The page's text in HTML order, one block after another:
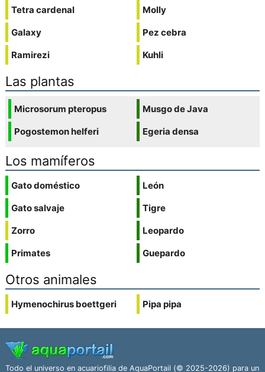
Tetra cardenal
Galaxy
Ramirezi
Molly
Pez cebra
Kuhli
Las plantas
Microsorum pteropus
Pogostemon helferi
Musgo de Java
Egeria densa
Los mamíferos
Gato doméstico
Gato salvaje
Zorro
Primates
León
Tigre
Leopardo
Guepardo
Otros animales
Hymenochirus boettgeri Pipa pipa
Todo el universo en acuariofilia de AquaPortail (© 2025-2026) para un